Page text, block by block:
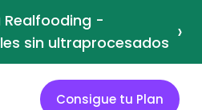
Realfooding -
sin ultraprocesados ›
Consigue tu Plan